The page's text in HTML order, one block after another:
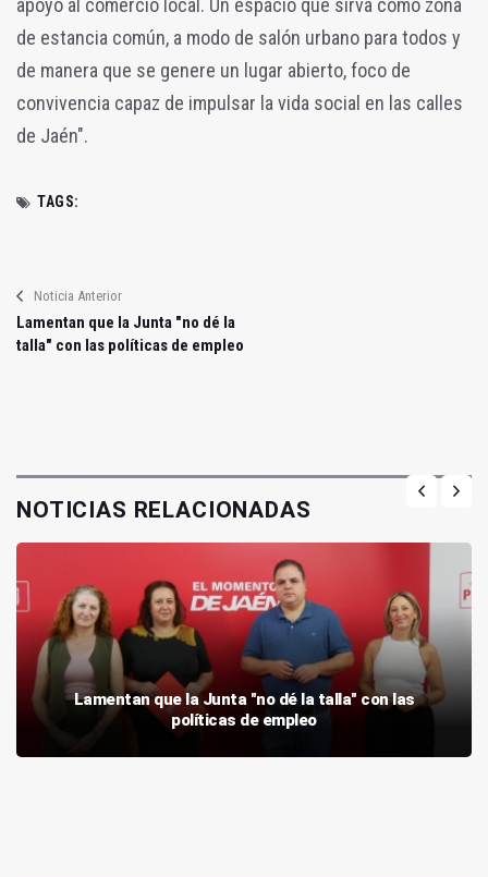
apoyo al comercio local. Un espacio que sirva como zona
de estancia común, a modo de salón urbano para todos y
de manera que se genere un lugar abierto, foco de
convivencia capaz de impulsar la vida social en las calles
de Jaén".
TAGS:
Noticia Anterior
Lamentan que la Junta "no dé la
talla" con las políticas de empleo
NOTICIAS RELACIONADAS
Lamentan que la Junta "no dé la talla" con las
políticas de empleo